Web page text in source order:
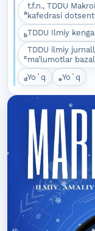
a
t.f.n., TDDU
kafedrasi
bTDDU Ilmiy
c
TDDU ilmiy
ma’lumotlar
dYoʻq eYoʻq